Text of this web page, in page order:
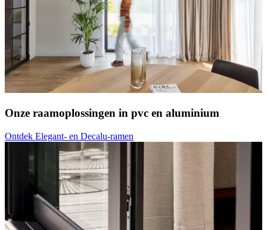
Onze raamoplossingen in pvc en aluminium
Ontdek Elegant- en Decalu-ramen